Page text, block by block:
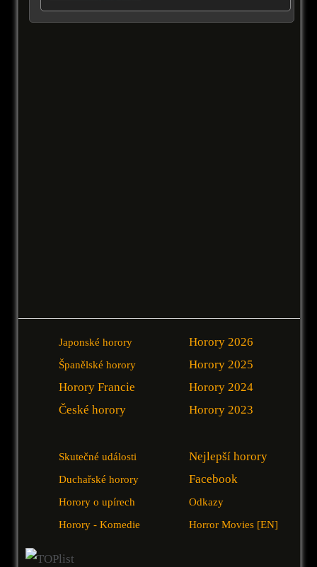
Japonské horory
Španělské horory
Horory Francie
České horory
Horory 2026
Horory 2025
Horory 2024
Horory 2023
Skutečné události
Duchařské horory
Horory o upírech
Horory - Komedie
Nejlepší horory
Facebook
Odkazy
Horror Movies [EN]